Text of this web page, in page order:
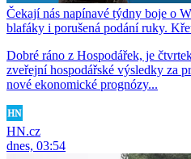
Čekají nás napínavé týdny boje o
blafáky i porušená podání ruky.
Dobré ráno z Hospodářek, je
zveřejní hospodářské výsledky za
nové ekonomické prognózy...
HN.cz
dnes, 03:54